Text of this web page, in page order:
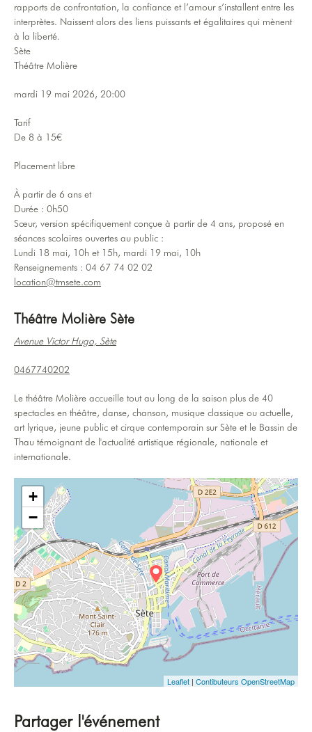
rapports de confrontation, la confiance et l’amour s’installent entre les
interprètes. Naissent alors des liens puissants et égalitaires qui mènent
à la liberté.
Sète
Théâtre Molière
mardi 19 mai 2026, 20:00
Tarif
De 8 à 15€
Placement libre
À partir de 6 ans et
Durée : 0h50
Sœur, version spécifiquement conçue à partir de 4 ans, proposé en
séances scolaires ouvertes au public :
Lundi 18 mai, 10h et 15h, mardi 19 mai, 10h
Renseignements : 04 67 74 02 02
location@tmsete.com
Théâtre Molière Sète
Avenue Victor Hugo, Sète
0467740202
Le théâtre Molière accueille tout au long de la saison plus de 40
spectacles en théâtre, danse, chanson, musique classique ou actuelle,
art lyrique, jeune public et cirque contemporain sur Sète et le Bassin de
Thau témoignant de l'actualité artistique régionale, nationale et
internationale.
+
−
Leaflet | Contibuteurs OpenStreetMap
Partager l'événement